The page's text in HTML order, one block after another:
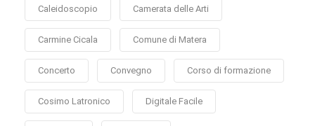
Caleidoscopio Camerata delle Arti
Carmine Cicala Comune di Matera
Concerto Convegno Corso di formazione
Cosimo Latronico Digitale Facile